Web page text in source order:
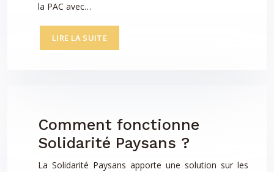
la PAC avec…
LIRE LA SUITE
Comment fonctionne
Solidarité Paysans ?
La Solidarité Paysans apporte une solution sur les